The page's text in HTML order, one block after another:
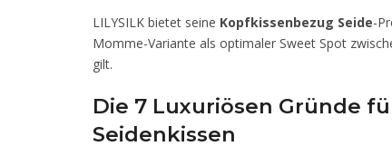
LILYSILK bietet seine Kopfkissenbezug Seide-
Momme-Variante als optimaler Sweet Spot
gilt.
Die 7 Luxuriösen Gründe
Seidenkissen